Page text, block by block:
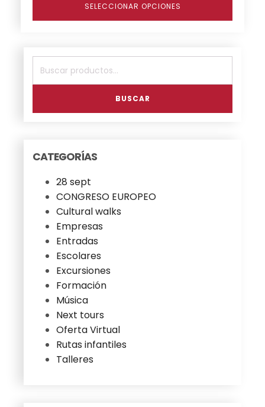
SELECCIONAR OPCIONES
Buscar
BUSCAR
CATEGORÍAS
28 sept
CONGRESO EUROPEO
Cultural walks
Empresas
Entradas
Escolares
Excursiones
Formación
Música
Next tours
Oferta Virtual
Rutas infantiles
Talleres